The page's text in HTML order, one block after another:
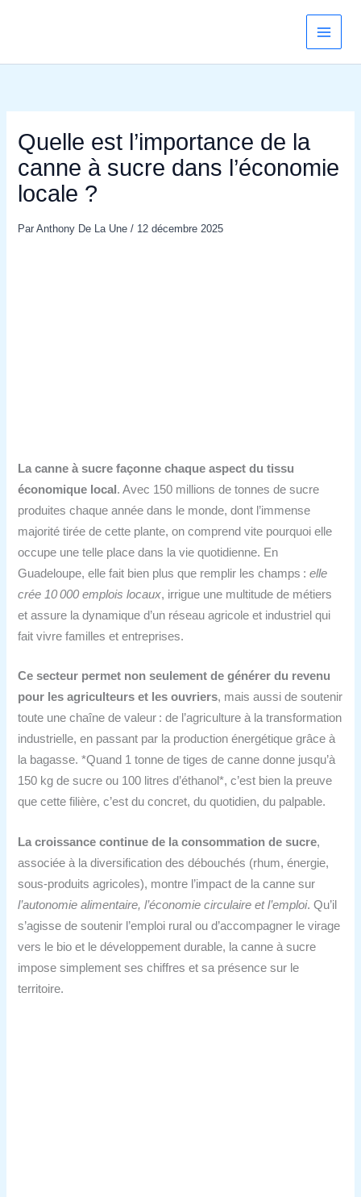
Quelle est l’importance de la
canne à sucre dans l’économie
locale ?
ParAnthony De La Une/ 12 décembre 2025
La canne à sucre façonne chaque aspect du tissu
économique local . Avec 150 millions de tonnes de sucre
produites chaque année dans le monde, dont l’immense
majorité tirée de cette plante, on comprend vite pourquoi elle
occupe une telle place dans la vie quotidienne. En
Guadeloupe, elle fait bien plus que remplir les champs :elle
crée 10 000 emplois locaux, irrigue une multitude de métiers
et assure la dynamique d’un réseau agricole et industriel qui
fait vivre familles et entreprises.
Ce secteur permet non seulement de générer du revenu
pour les agriculteurs et les ouvriers, mais aussi de soutenir
toute une chaîne de valeur : de l’agriculture à la transformation
industrielle, en passant par la production énergétique grâce à
la bagasse. *Quand 1 tonne de tiges de canne donne jusqu’à
150 kg de sucre ou 100 litres d’éthanol*, c’est bien la preuve
que cette filière, c’est du concret, du quotidien, du palpable.
La croissance continue de la consommation de sucre,
associée à la diversification des débouchés (rhum, énergie,
sous-produits agricoles), montre l’impact de la canne sur
l’autonomie alimentaire, l’économie circulaire et l’emploi. Qu’il
s’agisse de soutenir l’emploi rural ou d’accompagner le virage
vers le bio et le développement durable, la canne à sucre
impose simplement ses chiffres et sa présence sur le
territoire.